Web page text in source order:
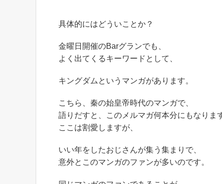
具体的にはどういことか？
金曜日開催のBarグランでも、
よく出てくるキーワードとして、
キングダムというマンガがあります。
こちら、秦の始皇帝時代のマンガで、
語りだすと、このメルマガ何本分にもなりま
ここは割愛しますが、
いい年をしたおじさんが集う集まりで、
意外とこのマンガのファンが多いのです。